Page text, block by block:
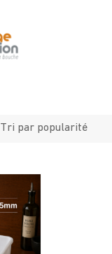
Boutique